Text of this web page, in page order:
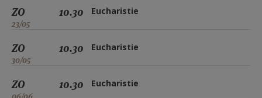
ZO
23/05
10.30 Eucharistie
ZO
30/05
10.30 Eucharistie
ZO 10.30 Eucharistie